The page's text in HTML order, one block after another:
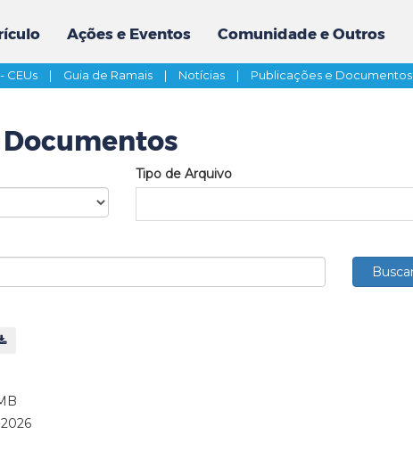
Ações e Eventos Comunidade e Outros
CEUs | Guia de Ramais | Notícias | Publicações e Documentos
Tipo de Arquivo